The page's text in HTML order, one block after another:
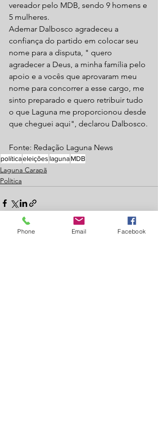
vereador pelo MDB, sendo 9 homens e
5 mulheres.
Ademar Dalbosco agradeceu a
confiança do partido em colocar seu
nome para a disputa, " quero
agradecer a Deus, a minha família pelo
apoio e a vocês que aprovaram meu
nome para concorrer a esse cargo, me
sinto preparado e quero retribuir tudo
o que Laguna me proporcionou desde
que cheguei aqui", declarou Dalbosco.
Fonte: Redação Laguna News
políticaeleições lagunaMDB
Laguna Carapã
Política
Phone Email Facebook